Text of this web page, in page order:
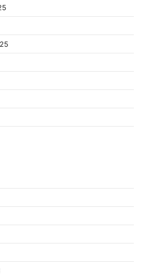
More Khabar August 7, 2026
राष्ट्रीय कृमि मुक्ति दिवस भारत सरकार द्वारा
जिले की 5 माह की मासूम…
छिपली की दीदियों का कमाल, बकरी